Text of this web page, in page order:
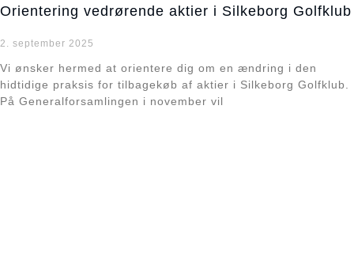
Orientering vedrørende aktier i Silkeborg Golfklub
2. september 2025
Vi ønsker hermed at orientere dig om en ændring i den
hidtidige praksis for tilbagekøb af aktier i Silkeborg Golfklub.
På Generalforsamlingen i november vil